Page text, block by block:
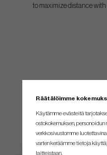
to maximize distance
Räätälöimme
Käytämme evästeitä
ostokokemuksen,
verkkosivustomme
varten keräämme tietoja
laitteistaan.